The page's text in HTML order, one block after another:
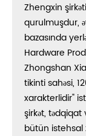
Zhengxin
qurulmuşdur,
bazasında
Hardware
Zhongshan
tikinti sahəsi,
xarakterlidir"
şirkət, tədqiqat
bütün istehsal